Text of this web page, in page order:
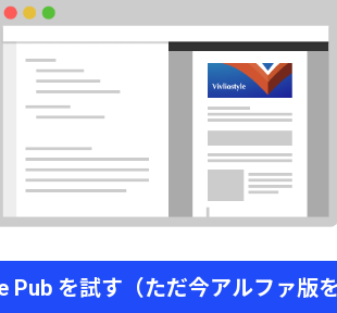
を試す（ただ今アルファ版を